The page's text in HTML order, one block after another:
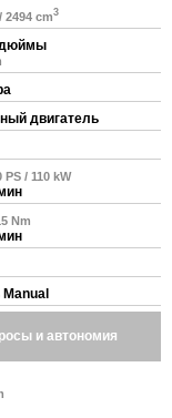
/ 2494 cm3
дюймы
двигатель
PS / 110 kW
Nm
и автономия